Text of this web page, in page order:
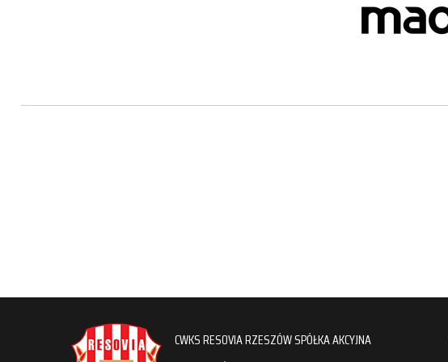
CWKS RESOVIA RZESZÓW SPÓŁKA AKCYJNA